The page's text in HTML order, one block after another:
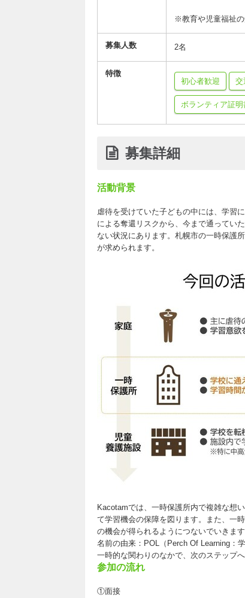
※教育や児童福祉の
募集人数 2名
特徴
初心者歓迎
交
ボランティア証明
募集詳細
活動背景
虐待を受けていた子どもの中には、学習
による奪還リスクから、今まで通ってい
ない状況にあります。札幌市の一時保護
が求められます。
Kacotamでは、一時保護所内で複雑な想
て学習機会の保障を図ります。また、一
の機会が得られるようにつないでいきます
名前の由来：POL（Perch Of Learning：学
一時的な関わりのなかで、次のステップ
参加の流れ
①面接